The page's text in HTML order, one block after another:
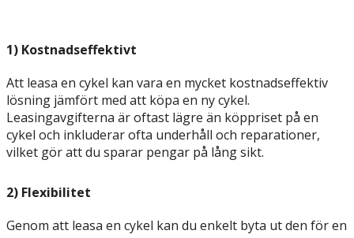
1) Kostnadseffektivt
Att leasa en cykel kan vara en mycket kostnadseffektiv
lösning jämfört med att köpa en ny cykel.
Leasingavgifterna är oftast lägre än köppriset på en
cykel och inkluderar ofta underhåll och reparationer,
vilket gör att du sparar pengar på lång sikt.
2) Flexibilitet
Genom att leasa en cykel kan du enkelt byta ut den för en